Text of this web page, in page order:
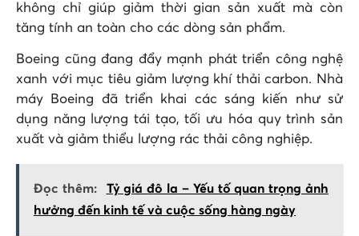
không chỉ giúp giảm thời gian sản xuất mà còn
tăng tính an toàn cho các dòng sản phẩm.
Boeing cũng đang đẩy mạnh phát triển công nghệ
xanh với mục tiêu giảm lượng khí thải carbon. Nhà
máy Boeing đã triển khai các sáng kiến như sử
dụng năng lượng tái tạo, tối ưu hóa quy trình sản
xuất và giảm thiểu lượng rác thải công nghiệp.
Đọc thêm:
Tỷ giá đô la – Yếu tố quan trọng ảnh
hưởng đến kinh tế và cuộc sống hàng ngày